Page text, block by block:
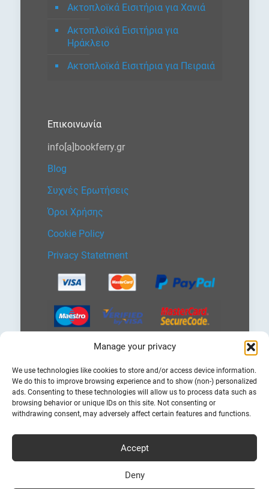
Manage your privacy
We use technologies like cookies to store and/or access device information.
We do this to improve browsing experience and to show (non-) personalized
ads. Consenting to these technologies will allow us to process data such as
browsing behavior or unique IDs on this site. Not consenting or
withdrawing consent, may adversely affect certain features and functions.
Accept
Deny
Ακτοπλοϊκά Εισιτήρια για Χανιά
Ακτοπλοϊκά Εισιτήρια για
Ηράκλειο
Ακτοπλοϊκά Εισιτήρια για Πειραιά
Επικοινωνία
info[a]bookferry.gr
Blog
Συχνές Ερωτήσεις
Όροι Χρήσης
Cookie Policy
Privacy Statetment
μια
γλώσσα
Φθηνά Ακτοπλοϊκά Εισητήρια